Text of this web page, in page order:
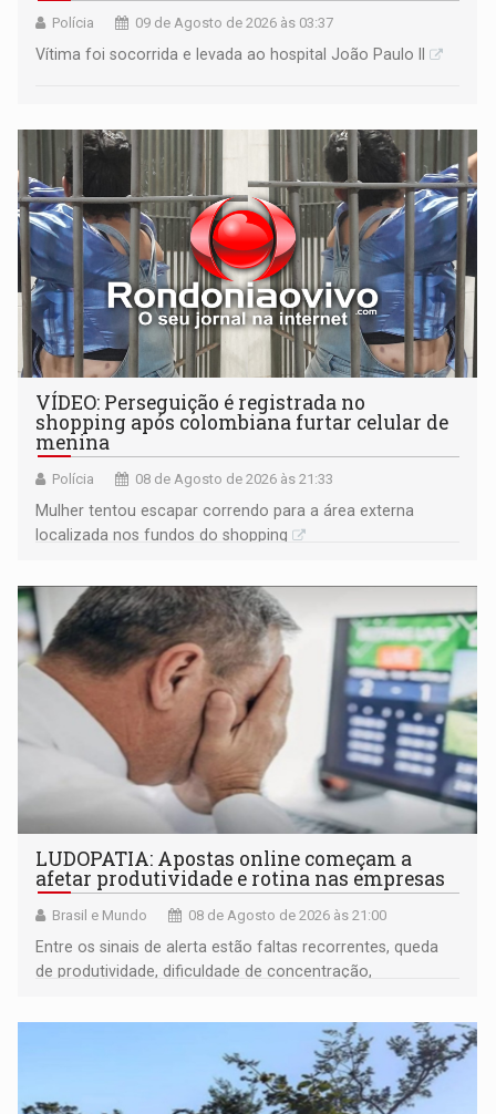
Polícia 09 de Agosto de 2026 às 03:37
Vítima foi socorrida e levada ao hospital João Paulo II
VÍDEO: Perseguição é registrada no
shopping após colombiana furtar celular de
menina
Polícia 08 de Agosto de 2026 às 21:33
Mulher tentou escapar correndo para a área externa
localizada nos fundos do shopping
LUDOPATIA: Apostas online começam a
afetar produtividade e rotina nas empresas
Brasil e Mundo 08 de Agosto de 2026 às 21:00
Entre os sinais de alerta estão faltas recorrentes, queda
de produtividade, dificuldade de concentração,